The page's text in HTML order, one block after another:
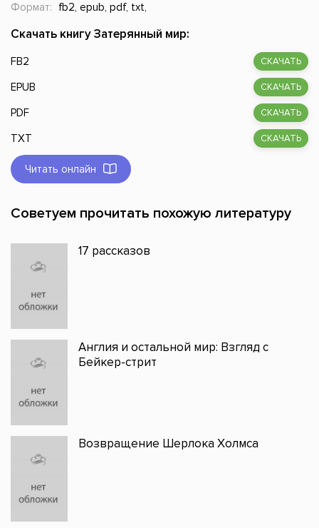
Формат:
fb2, epub, pdf, txt,
Скачать книгу Затерянный мир:
FB2 СКАЧАТЬ
EPUB СКАЧАТЬ
PDF СКАЧАТЬ
TXT СКАЧАТЬ
Читать онлайн
Советуем прочитать похожую литературу
17 рассказов
Англия и остальной мир: Взгляд с
Бейкер-стрит
Возвращение Шерлока Холмса